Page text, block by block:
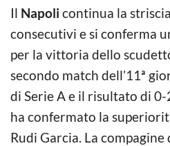
Il Napoli continua la
consecutivi e si conferma
per la vittoria dello
secondo match dell’11ª
di Serie A e il risultato di
ha confermato la
Rudi Garcia. La